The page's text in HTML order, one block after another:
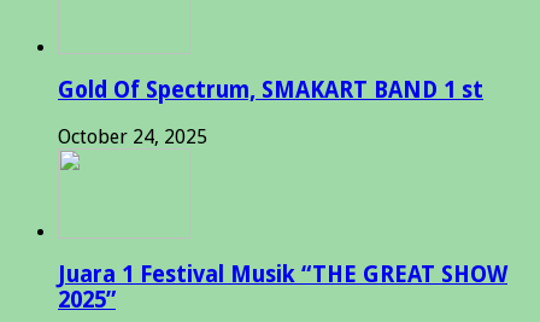
Gold Of Spectrum, SMAKART BAND 1 st
October 24, 2025
Juara 1 Festival Musik “THE GREAT SHOW
2025”